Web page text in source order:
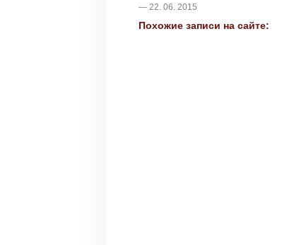
— 22. 06. 2015
Похожие записи на сайте: